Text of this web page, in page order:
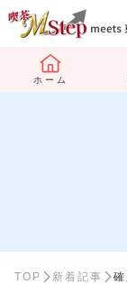
ホーム
TOP 新着記事